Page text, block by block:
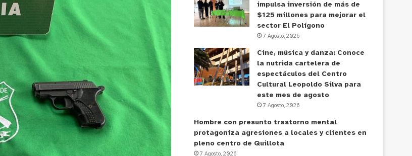
impulsa inversión de más de
$125 millones para mejorar el
sector El Polígono
7 Agosto, 2026
Cine, música y danza: Conoce
la nutrida cartelera de
espectáculos del Centro
Cultural Leopoldo Silva para
este mes de agosto
7 Agosto, 2026
Hombre con presunto trastorno mental
protagoniza agresiones a locales y clientes en
pleno centro de Quillota
7 Agosto, 2026